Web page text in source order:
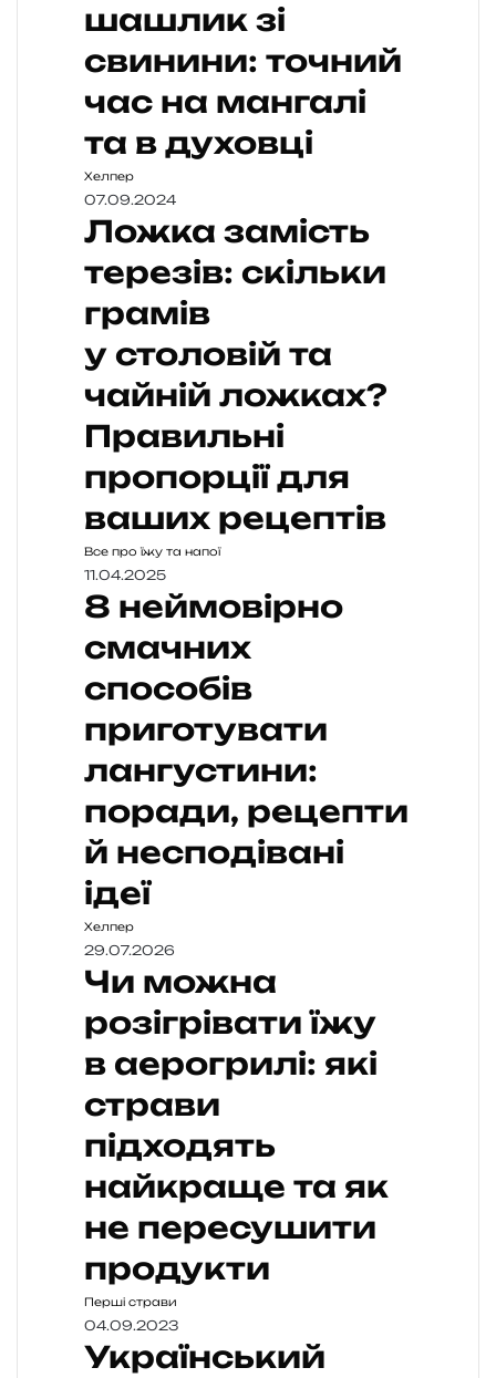
шашлик зі
свинини: точний
час на мангалі
та в духовці
Хелпер
07.09.2024
Ложка замість
терезів: скільки
грамів
у столовій та
чайній ложках?
Правильні
пропорції для
ваших рецептів
Все про їжу та напої
11.04.2025
8 неймовірно
смачних
способів
приготувати
лангустини:
поради, рецепти
й несподівані
ідеї
Хелпер
29.07.2026
Чи можна
розігрівати їжу
в аерогрилі: які
страви
підходять
найкраще та як
не пересушити
продукти
Перші страви
04.09.2023
Український